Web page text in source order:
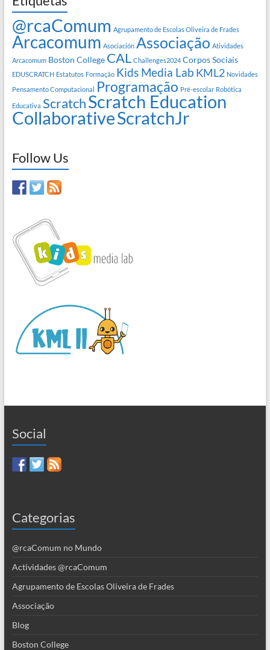
@rcaComum Agrupamento de Escolas Oliveira de Frades
Arcacomum Asociación Associação Atividades
Arcacomum Boston College CAL Challenges2024 Corpos Sociais
EDUSCRATCH Estatutos Formação Kids Media Lab KML2 Novidades
Pensamento Computacional
Programação Pré-escolar Robótica
Educativa ScratchScratch Education
CollaborativeScratchJr
Follow Us
Social
Categorias
@rcaComum no Mundo
Actividades @rcaComum
Agrupamento de Escolas Oliveira de Frades
Associação
Blog
Boston College